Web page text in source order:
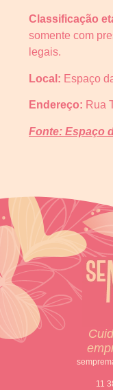
Classificação
somente com
legais.
Local: Espaço
Endereço: Rua
Fonte: Espaço
11